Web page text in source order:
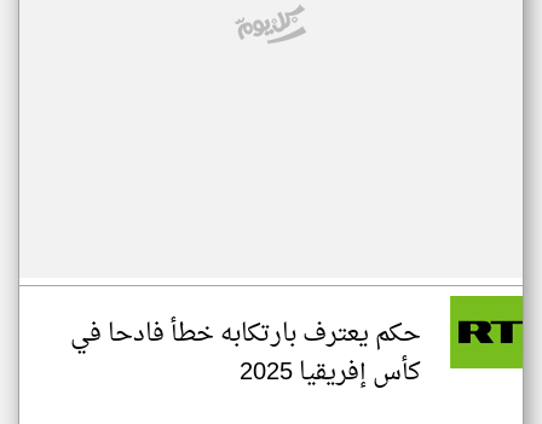
حكم يعترف بارتكابه خطأ فادحا في
كأس إفريقيا 2025